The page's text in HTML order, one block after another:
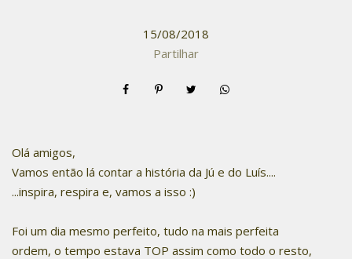
15/08/2018
Partilhar
Olá amigos,
Vamos então lá contar a história da Jú e do Luís....
...inspira, respira e, vamos a isso :)
Foi um dia mesmo perfeito, tudo na mais perfeita
ordem, o tempo estava TOP assim como todo o resto,